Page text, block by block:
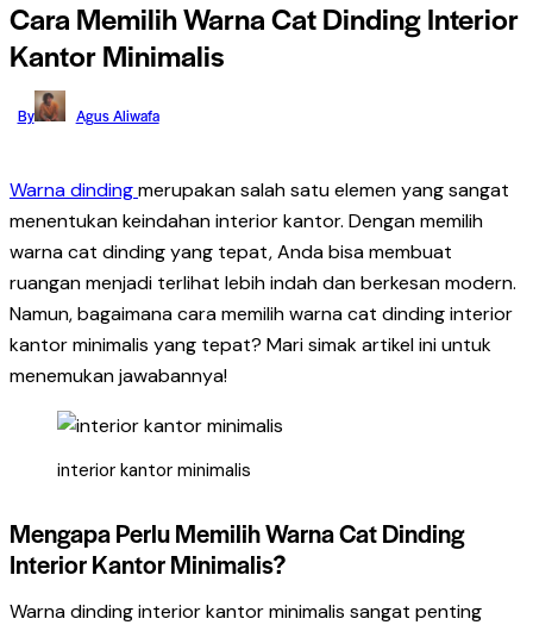
Cara Memilih Warna Cat Dinding Interior
Kantor Minimalis
By Agus Aliwafa
Warna dindingmerupakan salah satu elemen yang sangat
menentukan keindahan interior kantor. Dengan memilih
warna cat dinding yang tepat, Anda bisa membuat
ruangan menjadi terlihat lebih indah dan berkesan modern.
Namun, bagaimana cara memilih warna cat dinding interior
kantor minimalis yang tepat? Mari simak artikel ini untuk
menemukan jawabannya!
interior kantor minimalis
Mengapa Perlu Memilih Warna Cat Dinding
Interior Kantor Minimalis?
Warna dinding interior kantor minimalis sangat penting